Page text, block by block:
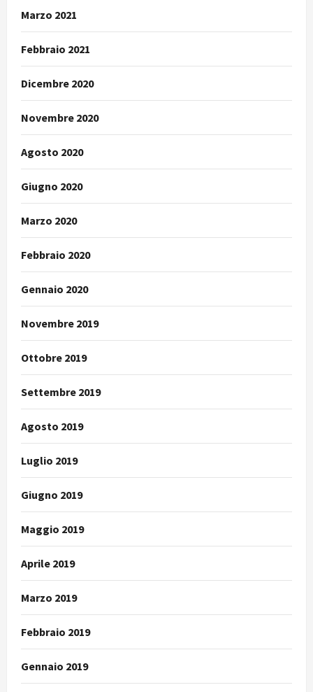
Marzo 2021
Febbraio 2021
Dicembre 2020
Novembre 2020
Agosto 2020
Giugno 2020
Marzo 2020
Febbraio 2020
Gennaio 2020
Novembre 2019
Ottobre 2019
Settembre 2019
Agosto 2019
Luglio 2019
Giugno 2019
Maggio 2019
Aprile 2019
Marzo 2019
Febbraio 2019
Gennaio 2019